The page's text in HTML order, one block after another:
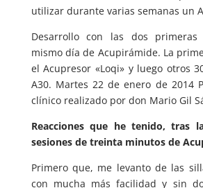
utilizar durante varias semanas un
Desarrollo con las dos
mismo día de Acupirámide. La
el Acupresor «Loqi» y luego otros
A30. Martes 22 de enero de 2014
clínico realizado por don Mario Gil
Reacciones que he tenido, tras
sesiones de treinta minutos de
Primero que, me levanto de las
con mucha más facilidad y sin